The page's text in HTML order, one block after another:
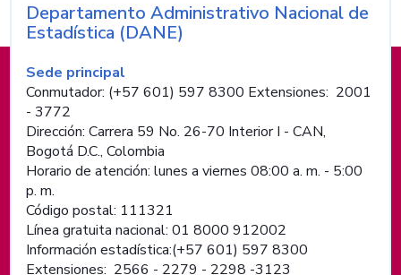
Información de pie de página
Nombre de la entidad
Departamento Administrativo Nacional de
Estadística (DANE)
Sede principal
Conmutador: (+57 601) 597 8300 Extensiones: 2001
- 3772
Dirección: Carrera 59 No. 26-70 Interior I - CAN,
Bogotá D.C., Colombia
Horario de atención: lunes a viernes 08:00 a. m. - 5:00
p. m.
Código postal: 111321
Línea gratuita nacional: 01 8000 912002
Información estadística:(+57 601) 597 8300
Extensiones: 2566 - 2279 - 2298 -3123